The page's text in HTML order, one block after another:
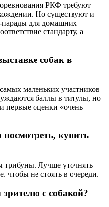
РКФ требуют
Но существуют и
для домашних
стандарту, а
собак в
маленьких участников
баллы в титулы, но
первые оценки «очень
купить
трибуны. Лучше уточнять
чтобы не стоять в очереди.
с собакой?